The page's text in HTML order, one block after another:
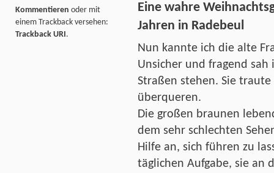
Eine wahre
Jahren in Radebeul
Nun kannte ich die alte
Unsicher und fragend sah
Straßen stehen. Sie
überqueren.
Die großen braunen
dem sehr schlechten
Hilfe an, sich führen zu
täglichen Aufgabe, sie an
Kommentieren oder mit
einem Trackback versehen:
Trackback URI.